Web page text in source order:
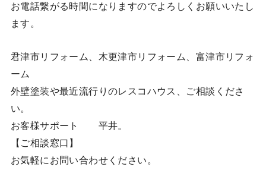
お電話繋がる時間になりますのでよろしくお願いいたし
ます。
君津市リフォーム、木更津市リフォーム、富津市リフォ
ーム
外壁塗装や最近流行りのレスコハウス、ご相談くださ
い。
お客様サポート 平井。
【ご相談窓口】
お気軽にお問い合わせください。